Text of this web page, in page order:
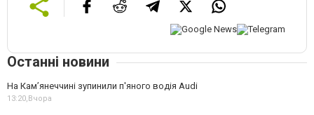
Останні новини
На Камʼянеччині зупинили п'яного водія Audi
13:20, Вчора